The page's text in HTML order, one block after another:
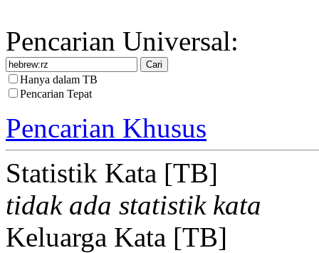
Pencarian Universal:
Hanya dalam TB
Pencarian Tepat
Pencarian Khusus
Statistik Kata [TB]
tidak ada statistik kata
Keluarga Kata [TB]